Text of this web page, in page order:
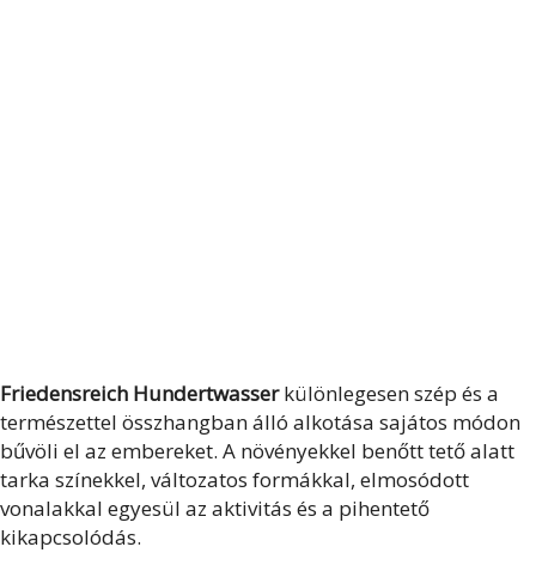
Friedensreich Hundertwasserkülönlegesen szép és a
természettel összhangban álló alkotása sajátos módon
bűvöli el az embereket. A növényekkel benőtt tető alatt
tarka színekkel, változatos formákkal, elmosódott
vonalakkal egyesül az aktivitás és a pihentető
kikapcsolódás.